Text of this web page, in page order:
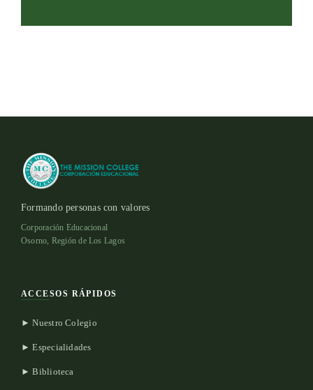
Formando personas con valores
Corporación Educacional
Osorno, Región de Los Lagos
ACCESOS RÁPIDOS
► Nuestro Colegio
► Especialidades
► Biblioteca